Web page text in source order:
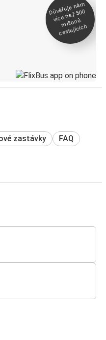
Důvěřuje ná
m
více než 500
milionů
cestujících
zastávky
FAQ